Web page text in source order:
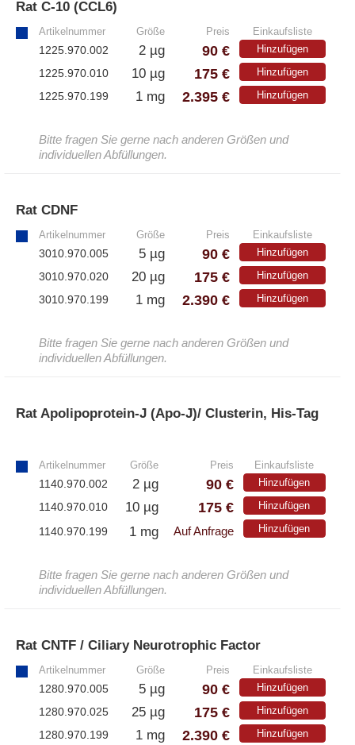
Rat C-10 (CCL6)
Artikelnummer Größe Preis Einkaufsliste
1225.970.002 2 µg 90 € Hinzufügen
1225.970.010 10 µg 175 € Hinzufügen
1225.970.199 1 mg 2.395 € Hinzufügen
Bitte fragen Sie gerne nach anderen Größen und
individuellen Abfüllungen.
Rat CDNF
Artikelnummer Größe Preis Einkaufsliste
3010.970.005 5 µg 90 € Hinzufügen
3010.970.020 20 µg 175 € Hinzufügen
3010.970.199 1 mg 2.390 € Hinzufügen
Bitte fragen Sie gerne nach anderen Größen und
individuellen Abfüllungen.
Rat Apolipoprotein-J (Apo-J)/ Clusterin, His-Tag
Artikelnummer Größe Preis Einkaufsliste
1140.970.002 2 µg 90 € Hinzufügen
1140.970.010 10 µg 175 € Hinzufügen
1140.970.199 1 mg Auf Anfrage Hinzufügen
Bitte fragen Sie gerne nach anderen Größen und
individuellen Abfüllungen.
Rat CNTF / Ciliary Neurotrophic Factor
Artikelnummer Größe Preis Einkaufsliste
1280.970.005 5 µg 90 € Hinzufügen
1280.970.025 25 µg 175 € Hinzufügen
1280.970.199 1 mg 2.390 € Hinzufügen